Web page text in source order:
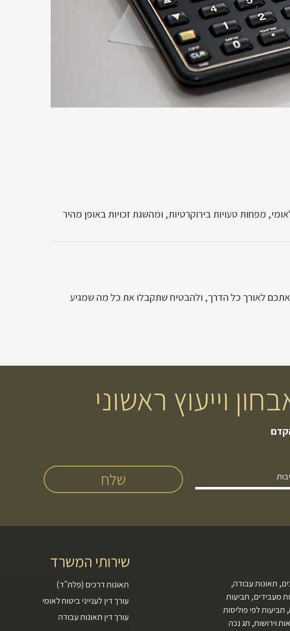
מפחות טעויות בירוקרטיות, ומהשגת זכויות באופן מהיר
אתכם לאורך כל הדרך, ולהבטיח שתקבלו את כל מה שמגיע
וייעוץ ראשוני
תאונות עבודה,
מעבידים, תביעות
תביעות לפי פוליסות
וירושות, תג נכה
שירותי המשרד
תאונות דרכים (פלת"ד)
עורך דין לענייני ביטוח לאומי
עורך דין תאונות עבודה